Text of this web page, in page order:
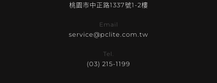
桃園市中正路1337號1-2樓
Email
service@pclite.com.tw
Tel.
(03) 215-1199